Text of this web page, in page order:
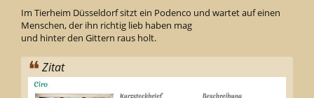
Im Tierheim Düsseldorf sitzt ein Podenco und wartet auf einen
Menschen, der ihn richtig lieb haben mag
und hinter den Gittern raus holt.
Zitat